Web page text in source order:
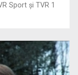
proprietar
Sport şi TVR 1